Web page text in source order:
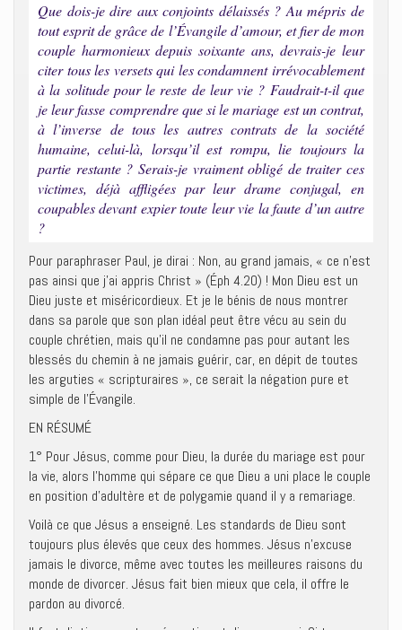
Que dois-je dire aux conjoints délaissés ? Au mépris de
tout esprit de grâce de l’Évangile d’amour, et fier de mon
couple harmonieux depuis soixante ans, devrais-je leur
citer tous les versets qui les condamnent irrévocablement
à la solitude pour le reste de leur vie ? Faudrait-t-il que
je leur fasse comprendre que si le mariage est un contrat,
à l’inverse de tous les autres contrats de la société
humaine, celui-là, lorsqu’il est rompu, lie toujours la
partie restante ? Serais-je vraiment obligé de traiter ces
victimes, déjà affligées par leur drame conjugal, en
coupables devant expier toute leur vie la faute d’un autre
?
Pour paraphraser Paul, je dirai : Non, au grand jamais, « ce n’est
pas ainsi que j’ai appris Christ » (Éph 4.20) ! Mon Dieu est un
Dieu juste et miséricordieux. Et je le bénis de nous montrer
dans sa parole que son plan idéal peut être vécu au sein du
couple chrétien, mais qu’il ne condamne pas pour autant les
blessés du chemin à ne jamais guérir, car, en dépit de toutes
les arguties « scripturaires », ce serait la négation pure et
simple de l’Évangile.
EN RÉSUMÉ
1° Pour Jésus, comme pour Dieu, la durée du mariage est pour
la vie, alors l’homme qui sépare ce que Dieu a uni place le couple
en position d’adultère et de polygamie quand il y a remariage.
Voilà ce que Jésus a enseigné. Les standards de Dieu sont
toujours plus élevés que ceux des hommes. Jésus n’excuse
jamais le divorce, même avec toutes les meilleures raisons du
monde de divorcer. Jésus fait bien mieux que cela, il offre le
pardon au divorcé.